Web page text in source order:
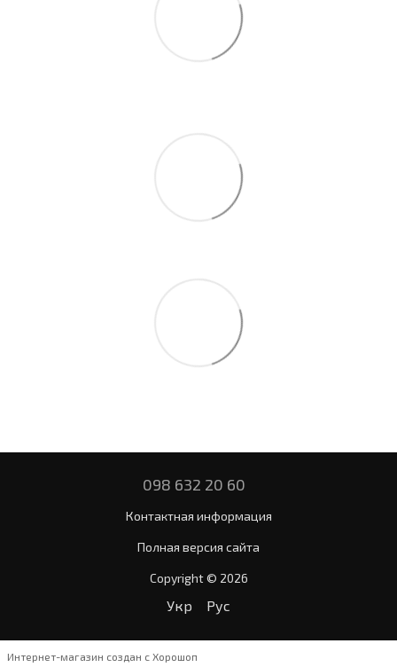
098 632 20 60
Контактная информация
Полная версия сайта
Copyright © 2026
Укр Рус
Интернет-магазин создан с Хорошоп